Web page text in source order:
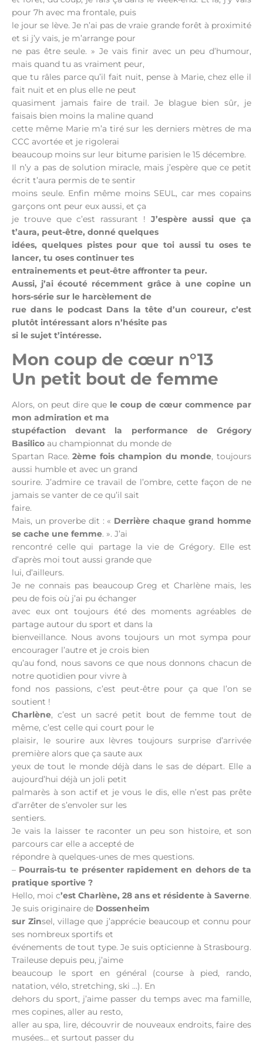
pour 7h avec ma frontale, puis
le jour se lève. Je n’ai pas de vraie grande forêt à proximité
et si j’y vais, je m’arrange pour
ne pas être seule. » Je vais finir avec un peu d’humour,
mais quand tu as vraiment peur,
que tu râles parce qu’il fait nuit, pense à Marie, chez elle il
fait nuit et en plus elle ne peut
quasiment jamais faire de trail. Je blague bien sûr, je
faisais bien moins la maline quand
cette même Marie m’a tiré sur les derniers mètres de ma
CCC avortée et je rigolerai
beaucoup moins sur leur bitume parisien le 15 décembre.
Il n’y a pas de solution miracle, mais j’espère que ce petit
écrit t’aura permis de te sentir
moins seule. Enfin même moins SEUL, car mes copains
garçons ont peur eux aussi, et ça
je trouve que c’est rassurant ! J’espère aussi que ça
t’aura, peut-être, donné quelques
idées, quelques pistes pour que toi aussi tu oses te
lancer, tu oses continuer tes
entrainements et peut-être affronter ta peur.
Aussi, j’ai écouté récemment grâce à une copine un
hors-série sur le harcèlement de
rue dans le podcast Dans la tête d’un coureur, c’est
plutôt intéressant alors n’hésite pas
si le sujet t’intéresse.
Mon coup de cœur n°13
Un petit bout de femme
Alors, on peut dire que le coup de cœur commence par
mon admiration et ma
stupéfaction devant la performance de Grégory
Basilico au championnat du monde de
Spartan Race.2ème fois champion du monde, toujours
aussi humble et avec un grand
sourire. J’admire ce travail de l’ombre, cette façon de ne
jamais se vanter de ce qu’il sait
faire.
Mais, un proverbe dit : « Derrière chaque grand homme
se cache une femme. ». J’ai
rencontré celle qui partage la vie de Grégory. Elle est
d’après moi tout aussi grande que
lui, d’ailleurs.
Je ne connais pas beaucoup Greg et Charlène mais, les
peu de fois où j’ai pu échanger
avec eux ont toujours été des moments agréables de
partage autour du sport et dans la
bienveillance. Nous avons toujours un mot sympa pour
encourager l’autre et je crois bien
qu’au fond, nous savons ce que nous donnons chacun de
notre quotidien pour vivre à
fond nos passions, c’est peut-être pour ça que l’on se
soutient !
Charlène, c’est un sacré petit bout de femme tout de
même, c’est celle qui court pour le
plaisir, le sourire aux lèvres toujours surprise d’arrivée
première alors que ça saute aux
yeux de tout le monde déjà dans le sas de départ. Elle a
aujourd’hui déjà un joli petit
palmarès à son actif et je vous le dis, elle n’est pas prête
d’arrêter de s’envoler sur les
sentiers.
Je vais la laisser te raconter un peu son histoire, et son
parcours car elle a accepté de
répondre à quelques-unes de mes questions.
– Pourrais-tu te présenter rapidement en dehors de ta
pratique sportive ?
Hello, moi c’est Charlène, 28 ans et résidente à Saverne.
Je suis originaire de Dossenheim
sur Zinsel, village que j’apprécie beaucoup et connu pour
ses nombreux sportifs et
événements de tout type. Je suis opticienne à Strasbourg.
Traileuse depuis peu, j’aime
beaucoup le sport en général (course à pied, rando,
natation, vélo, stretching, ski …). En
dehors du sport, j’aime passer du temps avec ma famille,
mes copines, aller au resto,
aller au spa, lire, découvrir de nouveaux endroits, faire des
musées… et surtout passer du